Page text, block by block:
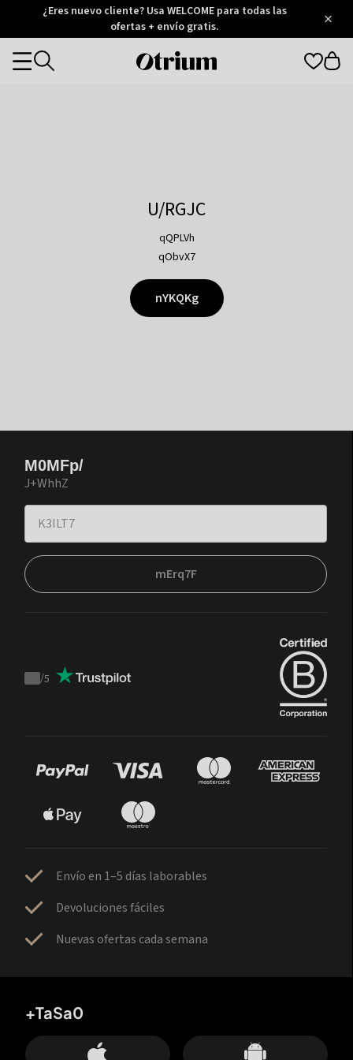
Otrium
Trustpilot
¿Eres nuevo cliente? Usa WELCOME para todas las
ofertas + envío gratis.
Otrium
Categories
U/RGJC
qQPLVh
qObvX7
nYKQKg
M0MFp/
J+WhhZ
mErq7F
Trustpilot
/5
Envío en 1–5 días laborables
Devoluciones fáciles
Nuevas ofertas cada semana
+TaSa0